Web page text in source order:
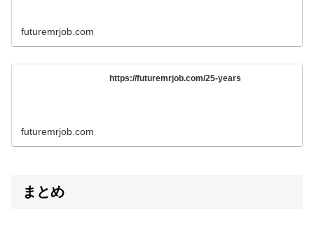
futuremrjob.com
https://futuremrjob.com/25-years
futuremrjob.com
まとめ